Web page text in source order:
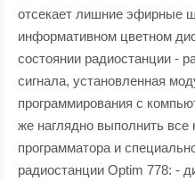
отсекает лишние эфирные
информативном цветном
состоянии радиостанции -
сигнала, установленная
программирования с
же наглядно выполнить
программатора и
радиостанции Optim 778: -